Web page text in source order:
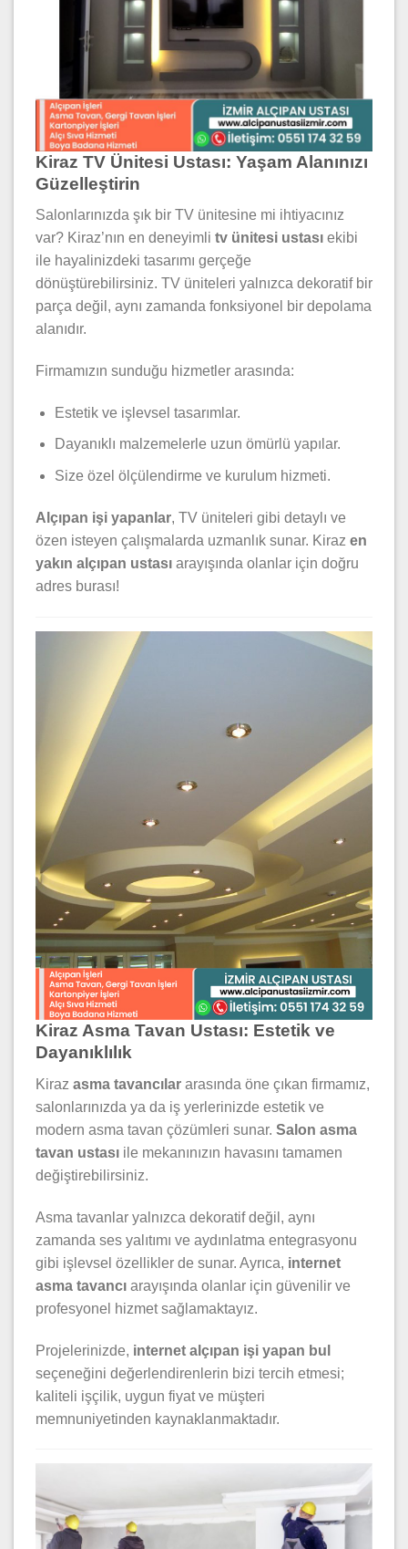
Kiraz TV Ünitesi Ustası: Yaşam Alanınızı
Güzelleştirin
Salonlarınızda şık bir TV ünitesine mi ihtiyacınız
var? Kiraz’nın en deneyimli tv ünitesi ustası ekibi
ile hayalinizdeki tasarımı gerçeğe
dönüştürebilirsiniz. TV üniteleri yalnızca dekoratif bir
parça değil, aynı zamanda fonksiyonel bir depolama
alanıdır.
Firmamızın sunduğu hizmetler arasında:
Estetik ve işlevsel tasarımlar.
Dayanıklı malzemelerle uzun ömürlü yapılar.
Size özel ölçülendirme ve kurulum hizmeti.
Alçıpan işi yapanlar, TV üniteleri gibi detaylı ve
özen isteyen çalışmalarda uzmanlık sunar. Kiraz en
yakın alçıpan ustası arayışında olanlar için doğru
adres burası!
Kiraz Asma Tavan Ustası: Estetik ve
Dayanıklılık
Kiraz asma tavancılar arasında öne çıkan firmamız,
salonlarınızda ya da iş yerlerinizde estetik ve
modern asma tavan çözümleri sunar. Salon asma
tavan ustası ile mekanınızın havasını tamamen
değiştirebilirsiniz.
Asma tavanlar yalnızca dekoratif değil, aynı
zamanda ses yalıtımı ve aydınlatma entegrasyonu
gibi işlevsel özellikler de sunar. Ayrıca, internet
asma tavancı arayışında olanlar için güvenilir ve
profesyonel hizmet sağlamaktayız.
Projelerinizde, internet alçıpan işi yapan bul
seçeneğini değerlendirenlerin bizi tercih etmesi;
kaliteli işçilik, uygun fiyat ve müşteri
memnuniyetinden kaynaklanmaktadır.